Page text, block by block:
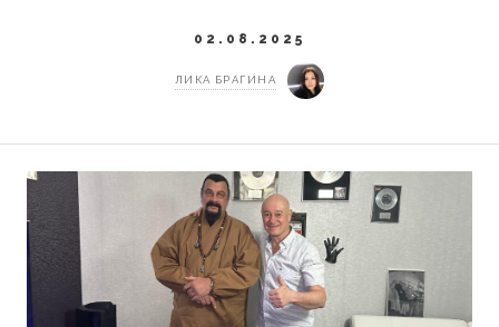
02.08.2025
ЛИКА БРАГИНА